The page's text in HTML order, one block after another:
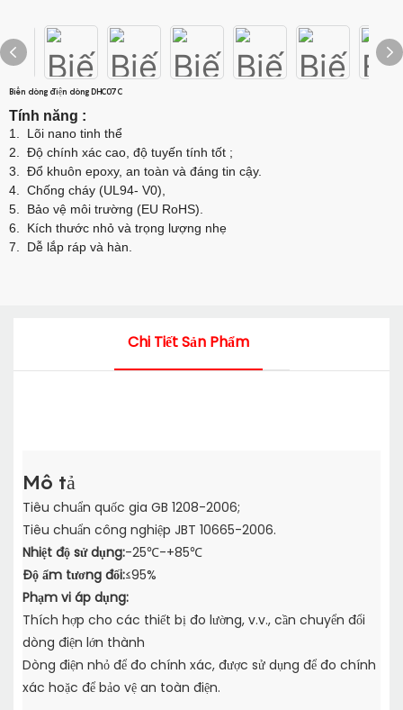
Biến dòng điện dòng DHC07C
Tính năng :
1. Lõi nano tinh thể
2.
Độ chính xác cao, độ tuyến tính tốt ;
3.
Đổ khuôn epoxy, an toàn và đáng tin cậy.
4.
Chống cháy (UL94- V0),
5.
Bảo vệ môi trường (EU RoHS).
6.
Kích thước nhỏ và trọng lượng nhẹ
7.
Dễ lắp ráp và hàn.
Chi Tiết Sản Phẩm
Mô tả
Tiêu chuẩn quốc gia GB 1208-2006;
Tiêu chuẩn công nghiệp JBT 10665-2006.
Nhiệt độ sử dụng:-25℃-+85℃
Độ ẩm tương đối:≤95%
Phạm vi áp dụng:
Thích hợp cho các thiết bị đo lường, v.v., cần chuyển đổi
dòng điện lớn thành
Dòng điện nhỏ để đo chính xác, được sử dụng để đo chính
xác hoặc để bảo vệ an toàn điện.